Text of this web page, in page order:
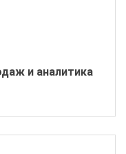
и аналитика